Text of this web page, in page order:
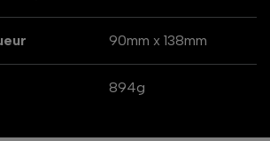
90mm x 138mm
894g